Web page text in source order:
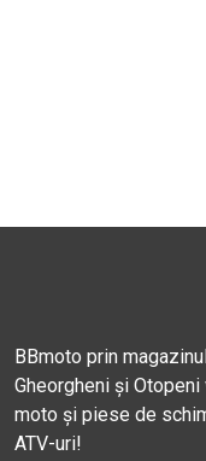
BBmoto prin
Gheorgheni și
moto și piese de
ATV-uri!